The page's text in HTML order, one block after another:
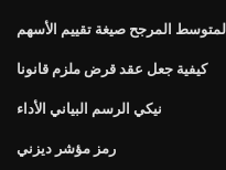
​​المرجح صيغة تقييم الأسهم
كيفية جعل عقد قرض ملزم قانونا
نيكي الرسم البياني الأداء
رمز مؤشر ديزني